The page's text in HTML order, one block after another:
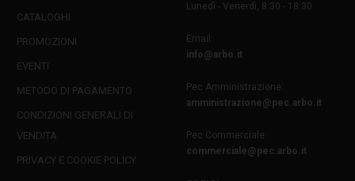
CATALOGHI
PROMOZIONI
EVENTI
METODO DI PAGAMENTO
CONDIZIONI GENERALI DI
VENDITA
PRIVACY E COOKIE POLICY
Lunedì - Venerdì, 8:30 - 18:30
Email:
info@arbo.it
Pec Amministrazione:
amministrazione@pec.arbo.it
Pec Commerciale:
commerciale@pec.arbo.it